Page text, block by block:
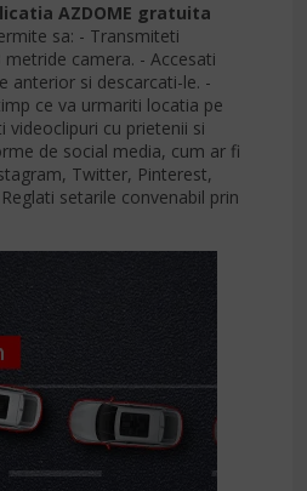
AZDOME gratuita
sa: - Transmiteti
camera. - Accesati
anterior si descarcati-le. -
ce va urmariti locatia pe
videoclipuri cu prietenii si
de social media, cum ar fi
Twitter, Pinterest,
setarile convenabil prin